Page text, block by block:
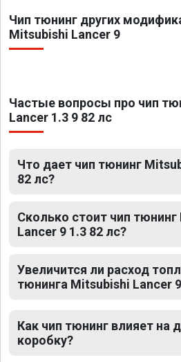
Чип тюнинг других
Mitsubishi Lancer 9
Частые вопросы про чип
Lancer 1.3 9 82 лс
Что дает чип тюнинг
82 лс?
Сколько стоит чип
Lancer 9 1.3 82 лс?
Увеличится ли расход
тюнинга Mitsubishi Lancer
Как чип тюнинг влияет на
коробку?